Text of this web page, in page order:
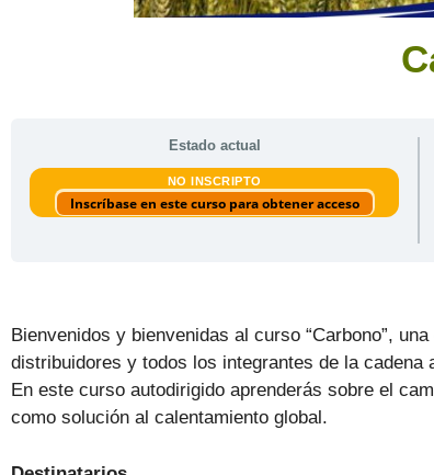
Estado actual
NO INSCRIPTO
Inscríbase en este curso para obtener acceso
Bienvenidos y bienvenidas al curso “Carbono”,
distribuidores y todos los integrantes de la
En este curso autodirigido aprenderás sobre el
como solución al calentamiento global.